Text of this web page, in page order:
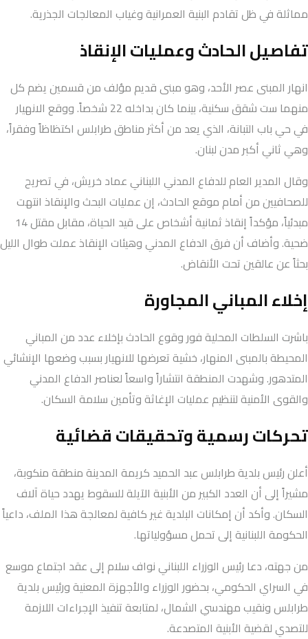
مماثلة في ظل تقادم البنية العمرانية وغياب المعالجات الجذرية.
تفاصيل الحادث وعمليات الإنقاذ
انهار المبنى عصر الأحد، وهو مبنى قديم مؤلف من قسمين يضم كل
منهما ست شقق سكنية، بينما كان بداخله 22 شخصاً. ووقع الانهيار
في حي باب التبانة، الذي يعد من أكثر مناطق طرابلس اكتظاظاً وفقراً،
وهي ثاني أكبر مدن لبنان.
وقال المدير العام للدفاع المدني اللبناني عماد خريش، في تصريح
للصحافيين من أمام موقع الحادث، إن عمليات البحث والإنقاذ انتهت
مبدئياً، مؤكداً إنقاذ ثمانية أشخاص على قيد الحياة، مقابل مقتل 14
ضحية. وأضاف أن فرق الدفاع المدني وهيئات الإنقاذ عملت طوال الليل
بحثاً عن عالقين تحت الأنقاض.
إخلاء المباني المجاورة
باشرت السلطات المحلية فور وقوع الحادث بإخلاء عدد من المباني
المحيطة بالمبنى المنهار، خشية تعرضها للانهيار بسبب وضعها الإنشائي
المتدهور. وشهدت المنطقة انتشاراً واسعاً لعناصر الدفاع المدني
والقوى الأمنية لتنظيم عمليات الإغاثة وتأمين سلامة السكان.
تحركات رسمية وتحقيقات قضائية
أعلن رئيس بلدية طرابلس عبد الحميد كريمة المدينة منطقة منكوبة،
مشيراً إلى أن العدد الكبير من الأبنية الآيلة للسقوط يهدد حياة آلاف
السكان. وأكد أن إمكانات البلدية غير كافية لمعالجة هذا الملف، داعياً
الحكومة اللبنانية إلى تحمل مسؤولياتها.
من جهته، دعا رئيس الوزراء اللبناني نواف سلام إلى عقد اجتماع موسع
في السراي الحكومي، بحضور الوزراء والأجهزة المعنية ورئيس بلدية
طرابلس ونقيب مهندسي الشمال، لمتابعة تنفيذ الإجراءات اللازمة
للتصدي لقضية الأبنية المتصدعة.